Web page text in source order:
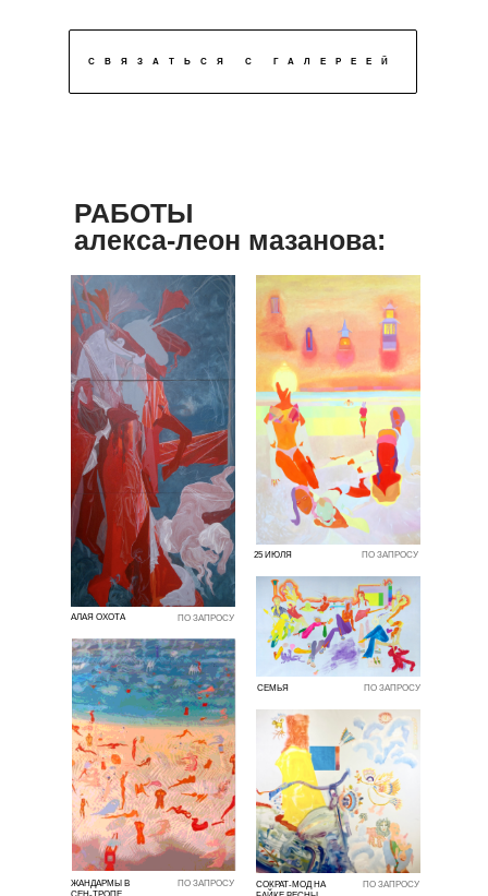
СВЯЗАТЬСЯ С ГАЛЕРЕЕЙ
ПО ЗАПРОСУ
РАБОТЫ
алекса-леон мазанова:
ПО ЗАПРОСУ
АЛАЯ ОХОТА
25 ИЮЛЯ
СОКРАТ-МОД НА
ПО ЗАПРОСУ
СЕМЬЯ
ПО ЗАПРОСУ
ПО ЗАПРОСУ
ЖАНДАРМЫ В